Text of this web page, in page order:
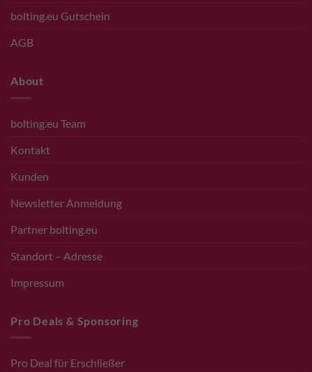
bolting.eu Gutschein
AGB
About
bolting.eu Team
Kontakt
Kunden
Newsletter Anmeldung
Partner bolting.eu
Standort – Adresse
Impressum
Pro Deals & Sponsoring
Pro Deal für Erschließer